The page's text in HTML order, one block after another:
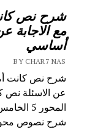
شرح نص
مع الاجابة
أساسي
BY CHAR7 NAS
شرح نص كانت
عن الاسئلة نص
المحور
شرح نصوص